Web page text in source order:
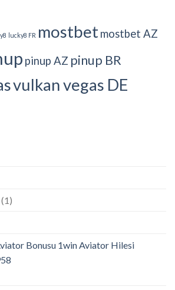
lucky8 FR mostbetmostbet AZ
pinup AZ pinup BR
vulkan vegas DE
(1)
Bonusu 1win Aviator Hilesi